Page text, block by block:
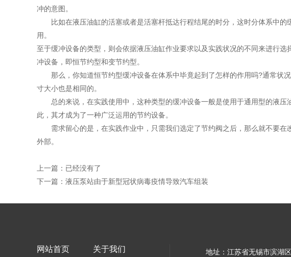
冲的意图。
比如在液压油缸的活塞或者是活塞杆抵达行程结尾的时分，这时分体系中的
用。
至于缓冲设备的类型，则会依据液压油缸作业要求以及实践状况的不同来进行
冲设备，即恒节约型和变节约型。
那么，你知道恒节约型缓冲设备在体系中毕竟起到了怎样的作用吗?通常状
寸大小也是相同的。
总的来说，在实践使用中，这种类型的缓冲设备一般是使用于通用型的液压
此，其才成为了一种广泛运用的节约设备。
需求留心的是，在实践作业中，只需我们选定了节约阀之后，那么就不要在
外部。
上一篇：已经没有了
下一篇： 液压泵站由于新型冠状病毒疫情导致汽车组装
网站首页 关于我们 地址：江苏省无锡市滨湖